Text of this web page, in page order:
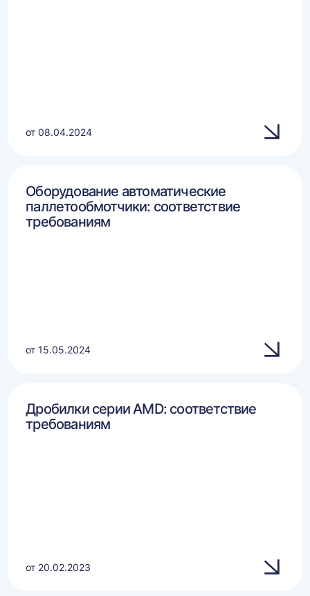
от 08.04.2024
Оборудование автоматические
паллетообмотчики: соответствие
требованиям
от 15.05.2024
Дробилки серии AMD: соответствие
требованиям
от 20.02.2023